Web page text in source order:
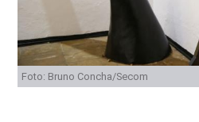
Foto: Bruno Concha/Secom